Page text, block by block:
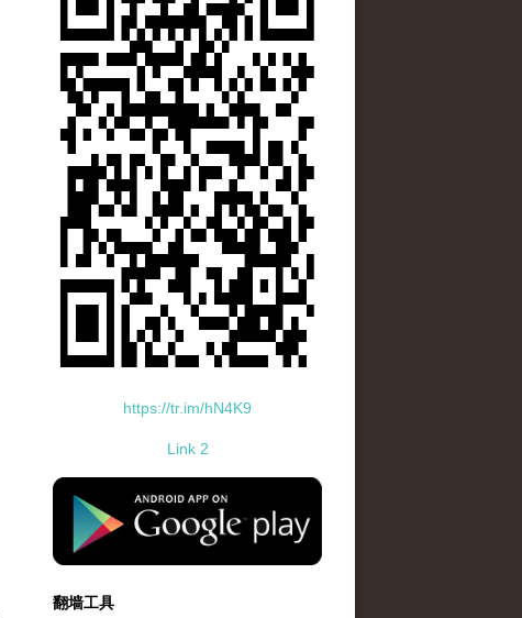
https://tr.im/hN4K9
Link 2
standard-icon-googleplay-app-store.png
翻墙工具